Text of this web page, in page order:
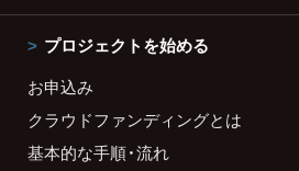
プロジェクトを始める
お申込み
クラウドファンディングとは
基本的な手順・流れ